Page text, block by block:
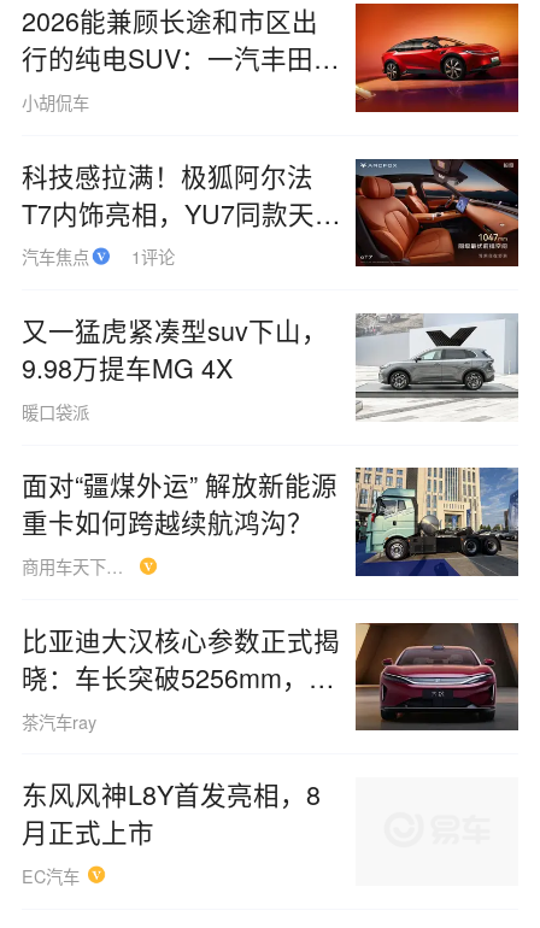
2026能兼顾长途和市区出
行的纯电SUV：一汽丰田
bZ5
小胡侃车
科技感拉满！极狐阿尔法
T7内饰亮相，YU7同款天际
屏上车
汽车焦点 1评论
又一猛虎紧凑型suv下山，
9.98万提车MG 4X
暖口袋派
面对“疆煤外运” 解放新能源
重卡如何跨越续航鸿沟？
商用车天下Syc
比亚迪大汉核心参数正式揭
晓：车长突破5256mm，纯
电续航最高可达1008km
茶汽车ray
东风风神L8Y首发亮相，8
月正式上市
EC汽车